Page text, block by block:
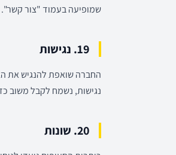
שמופיעה בעמוד "צור קשר".
19. נגישות
החברה שואפת להנגיש את
נגישות, נשמח לקבל משוב
20. שונות